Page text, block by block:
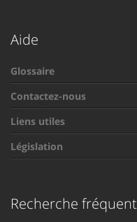
Aide
Glossaire
Contactez-nous
Liens utiles
Législation
Recherche